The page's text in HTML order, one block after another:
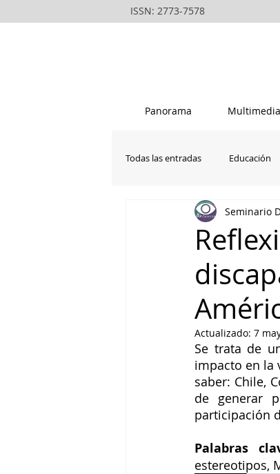
ISSN: 2773-7578
Panorama Multimedia
Todas las entradas Educación
La vanguardia del rondero
Seminario
Actualizado: 7
Se trata de
impacto en la
saber: Chile,
de generar
participación
Palabras
estereotipos,